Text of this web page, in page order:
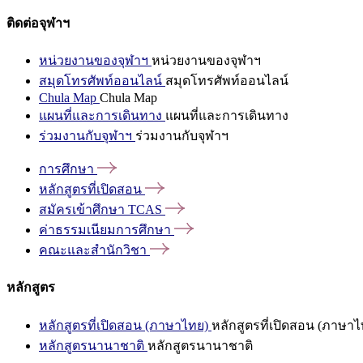
ติดต่อจุฬาฯ
หน่วยงานของจุฬาฯ หน่วยงานของจุฬาฯ
สมุดโทรศัพท์ออนไลน์ สมุดโทรศัพท์ออนไลน์
Chula Map Chula Map
แผนที่และการเดินทาง แผนที่และการเดินทาง
ร่วมงานกับจุฬาฯ ร่วมงานกับจุฬาฯ
การศึกษา
หลักสูตรที่เปิดสอน
สมัครเข้าศึกษา TCAS
ค่าธรรมเนียมการศึกษา
คณะและสำนักวิชา
หลักสูตร
หลักสูตรที่เปิดสอน (ภาษาไทย) หลักสูตรที่เปิดสอน (ภาษาไ
หลักสูตรนานาชาติ หลักสูตรนานาชาติ